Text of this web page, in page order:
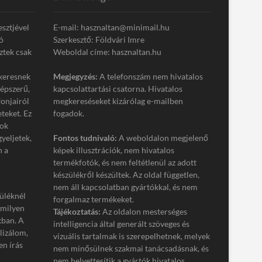
csak
Ez
a
A
írás
E-mail: hasznaltan@minimail.hu
Szerkesztő: Földvári Imre
Weboldal címe: hasznaltan.hu
Megjegyzés: A telefonszám nem hivatalos
kapcsolattartási csatorna. Hivatalos
megkereséseket kizárólag e-mailben
fogadok.
Fontos tudnivaló: A weboldalon megjelenő
képek illusztrációk, nem hivatalos
termékfotók, és nem feltétlenül az adott
készülékről készültek. Az oldal független,
nem áll kapcsolatban gyártókkal, és nem
forgalmaz termékeket.
Tájékoztatás: Az oldalon mesterséges
intelligencia által generált szöveges és
vizuális tartalmak is szerepelhetnek, melyek
nem minősülnek szakmai tanácsadásnak, és